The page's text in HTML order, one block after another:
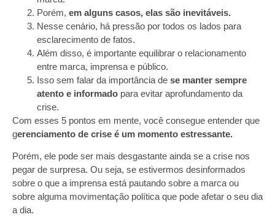
Porém, em alguns casos, elas são inevitáveis.
Nesse cenário, há pressão por todos os lados para
esclarecimento de fatos.
Além disso, é importante equilibrar o relacionamento
entre marca, imprensa e público.
Isso sem falar da importância de se manter sempre
atento e informado para evitar aprofundamento da
crise.
Com esses 5 pontos em mente, você consegue entender que
gerenciamento de crise é um momento estressante.
Porém, ele pode ser mais desgastante ainda se a crise nos
pegar de surpresa. Ou seja, se estivermos desinformados
sobre o que a imprensa está pautando sobre a marca ou
sobre alguma movimentação política que pode afetar o seu dia
a dia.